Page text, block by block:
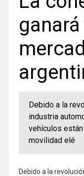
Debido a la
industria
vehículos
movilidad elé
Debido a la